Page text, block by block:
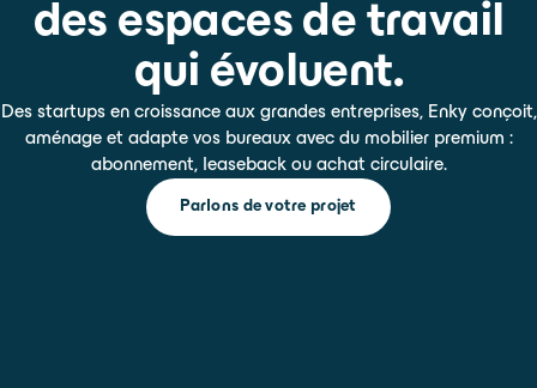
des espaces de travail
qui évoluent.
Des startups en croissance aux grandes entreprises, Enky conçoit,
aménage et adapte vos bureaux avec du mobilier premium :
abonnement, leaseback ou achat circulaire.
Parlons de votre projet